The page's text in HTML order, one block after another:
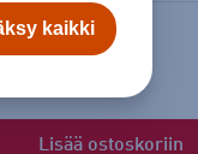
Lisää ostoskoriin
kaikki